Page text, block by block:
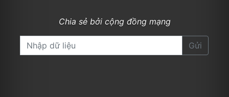
Chia sẻ bởi cộng đồng mạng
Gửi